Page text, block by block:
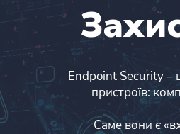
Endpoint Security –
пристроїв:
Саме вони є